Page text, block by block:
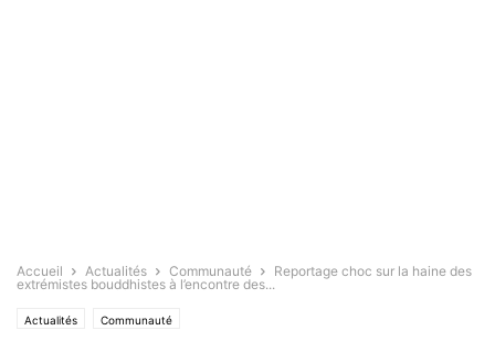
Accueil Actualités Communauté
Reportage choc sur la haine des
extrémistes bouddhistes à l’encontre des...
Actualités Communauté